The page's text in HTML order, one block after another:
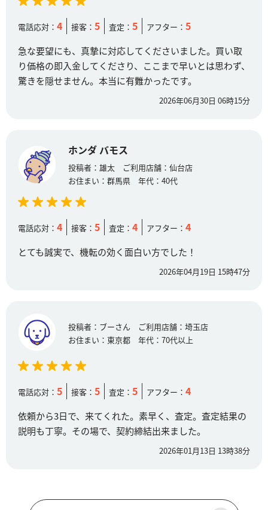
電話応対： 4 接客： 5 査定： 5 アフター： 5
急な要望にも、真摯に対応してくださいました。買い取
り価格の即入金してくださり、ここまで早いとは思わず、
驚きを隠せません。本当に有難かったです。
2026年06月30日 06時15分
ホンダ バモス
投稿者： 雄太 ご利用店舗： 仙台店
お住まい： 群馬県 年代： 40代
電話応対： 4 接客： 5 査定： 4 アフター： 4
とても誠実で、機転の効く面白い方でした！
2026年04月19日 15時47分
投稿者： ブーさん ご利用店舗： 埼玉店
お住まい： 東京都 年代： 70代以上
電話応対： 5 接客： 5 査定： 5 アフター： 4
依頼から3日で、来てくれた。素早く、査定。査定結果の
説明も丁寧。その場で、契約締結出来ました。
2026年01月13日 13時38分